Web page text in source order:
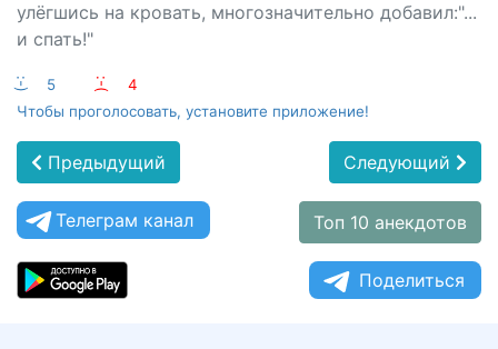
улёгшись на кровать, многозначительно добавил:"...
и спать!"
:-) 5 :-(
4
Чтобы проголосовать, установите приложение!
Предыдущий Следующий
Телеграм канал Топ 10 анекдотов
Поделиться